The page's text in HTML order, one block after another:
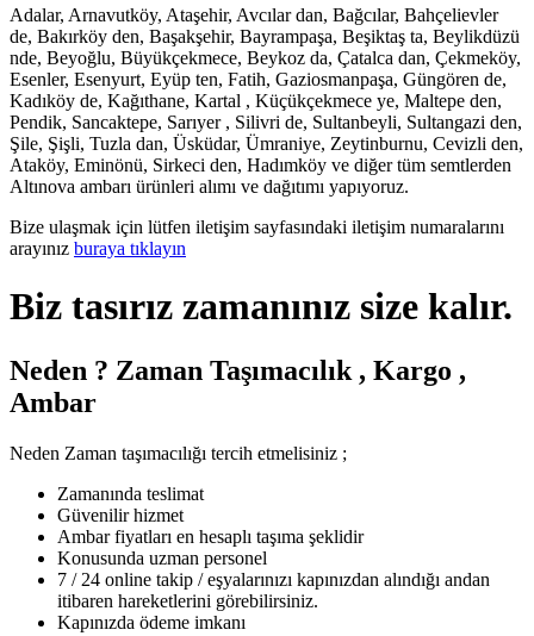
Adalar, Arnavutköy, Ataşehir, Avcılar dan, Bağcılar, Bahçelievler
de, Bakırköy den, Başakşehir, Bayrampaşa, Beşiktaş ta, Beylikdüzü
nde, Beyoğlu, Büyükçekmece, Beykoz da, Çatalca dan, Çekmeköy,
Esenler, Esenyurt, Eyüp ten, Fatih, Gaziosmanpaşa, Güngören de,
Kadıköy de, Kağıthane, Kartal , Küçükçekmece ye, Maltepe den,
Pendik, Sancaktepe, Sarıyer , Silivri de, Sultanbeyli, Sultangazi den,
Şile, Şişli, Tuzla dan, Üsküdar, Ümraniye, Zeytinburnu, Cevizli den,
Ataköy, Eminönü, Sirkeci den, Hadımköy ve diğer tüm semtlerden
Altınova ambarı ürünleri alımı ve dağıtımı yapıyoruz.
Bize ulaşmak için lütfen iletişim sayfasındaki iletişim numaralarını
arayınız buraya tıklayın
Biz tasırız zamanınız size kalır.
Neden ? Zaman Taşımacılık , Kargo ,
Ambar
Neden Zaman taşımacılığı tercih etmelisiniz ;
Zamanında teslimat
Güvenilir hizmet
Ambar fiyatları en hesaplı taşıma şeklidir
Konusunda uzman personel
7 / 24 online takip / eşyalarınızı kapınızdan alındığı andan
itibaren hareketlerini görebilirsiniz.
Kapınızda ödeme imkanı